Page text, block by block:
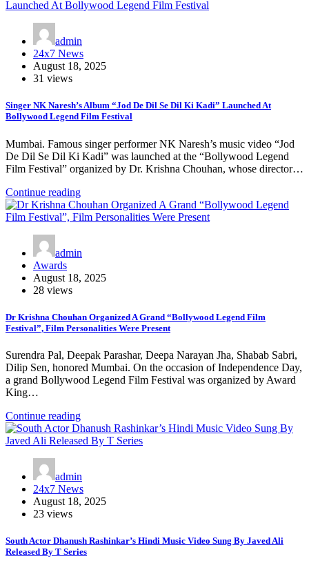
admin
24x7 News
August 18, 2025
31 views
Singer NK Naresh’s Album “Jod De Dil Se Dil Ki Kadi” Launched At
Bollywood Legend Film Festival
Mumbai. Famous singer performer NK Naresh’s music video “Jod
De Dil Se Dil Ki Kadi” was launched at the “Bollywood Legend
Film Festival” organized by Dr. Krishna Chouhan, whose director…
Continue reading
admin
Awards
August 18, 2025
28 views
Dr Krishna Chouhan Organized A Grand “Bollywood Legend Film
Festival”, Film Personalities Were Present
Surendra Pal, Deepak Parashar, Deepa Narayan Jha, Shabab Sabri,
Dilip Sen, honored Mumbai. On the occasion of Independence Day,
a grand Bollywood Legend Film Festival was organized by Award
King…
Continue reading
admin
24x7 News
August 18, 2025
23 views
South Actor Dhanush Rashinkar’s Hindi Music Video Sung By Javed Ali
Released By T Series